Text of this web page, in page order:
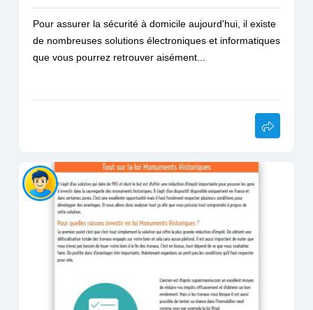
Pour assurer la sécurité à domicile aujourd'hui, il existe
de nombreuses solutions électroniques et informatiques
que vous pourrez retrouver aisément...